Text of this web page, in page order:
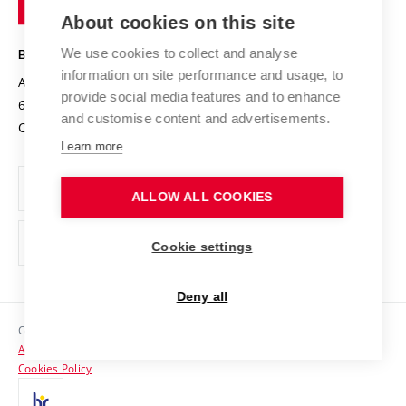
Projects
Projects from Structural Funds
Specific University Research
Safe University
Organization Structure
Official notice board
Personal Data Protection
Support and development of employees and students
Contacts
Media
Technology
BRNO UNIVERSITY OF TECHNOLOGY
Antonínská 548/1
602 00 Brno
Czech Republic
www.vut.cz
vut@vutbr.cz
Copyright © 2026 VUT
Accessibility Statement
Cookies Policy
About cookies on this site
We use cookies to collect and analyse
information on site performance and usage, to
provide social media features and to enhance
and customise content and advertisements.
Learn more
ALLOW ALL COOKIES
Cookie settings
Deny all